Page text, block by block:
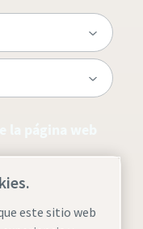
este sitio web